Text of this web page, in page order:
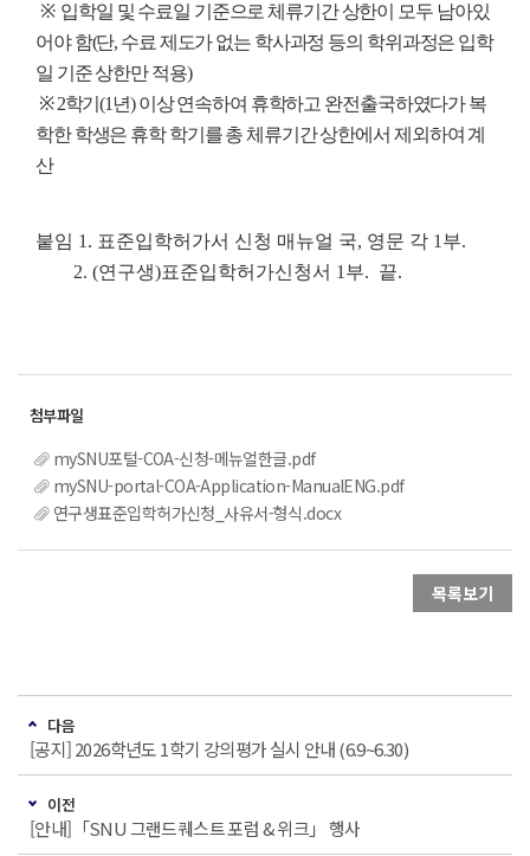
※ 입학일 및 수료일 기준으로 체류기간 상한이 모두 남아있
어야 함(단, 수료 제도가 없는 학사과정 등의 학위과정은 입학
일 기준 상한만 적용)
※ 2학기(1년) 이상 연속하여 휴학하고 완전출국하였다가 복
학한 학생은 휴학 학기를 총 체류기간 상한에서 제외하여 계
산
붙임 1. 표준입학허가서 신청 매뉴얼 국, 영문 각 1부.
2. (연구생)표준입학허가신청서 1부. 끝.
mySNU포털-COA-신청-메뉴얼한글.pdf
mySNU-portal-COA-Application-ManualENG.pdf
연구생표준입학허가신청_사유서-형식.docx
목록보기
다음
[공지] 2026학년도 1학기 강의평가 실시 안내 (6.9~6.30)
이전
[안내]「SNU 그랜드퀘스트 포럼 & 위크」 행사